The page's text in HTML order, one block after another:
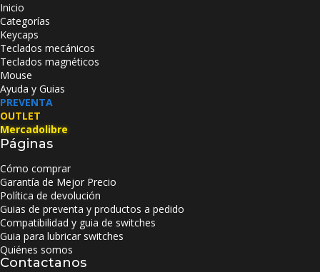
Inicio
Categorías
Keycaps
Teclados mecánicos
Teclados magnéticos
Mouse
Ayuda y Guias
PREVENTA
OUTLET
Mercadolibre
Páginas
Cómo comprar
Garantía de Mejor Precio
Política de devolución
Guias de preventa y productos a pedido
Compatibilidad y guia de switches
Guia para lubricar switches
Quiénes somos
Contactanos